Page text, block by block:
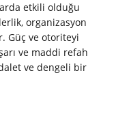
etkili olduğu
organizasyon
Güç ve otoriteyi
ve maddi refah
ve dengeli bir